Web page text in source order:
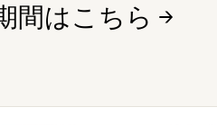
間はこちら →